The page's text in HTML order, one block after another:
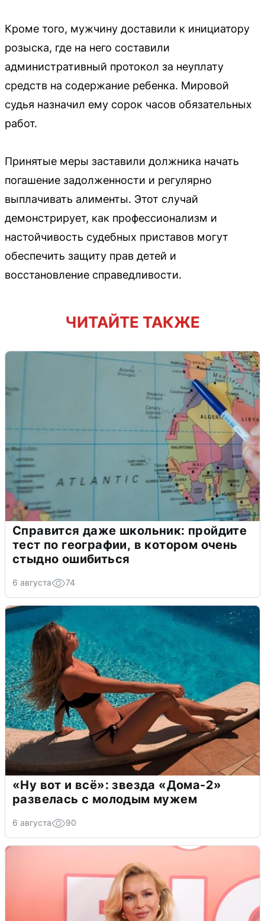
Кроме того, мужчину доставили к инициатору
розыска, где на него составили
административный протокол за неуплату
средств на содержание ребенка. Мировой
судья назначил ему сорок часов обязательных
работ.
Принятые меры заставили должника начать
погашение задолженности и регулярно
выплачивать алименты. Этот случай
демонстрирует, как профессионализм и
настойчивость судебных приставов могут
обеспечить защиту прав детей и
восстановление справедливости.
ЧИТАЙТЕ ТАКЖЕ
Справится даже школьник: пройдите
тест по географии, в котором очень
стыдно ошибиться
6 августа 74
«Ну вот и всё»: звезда «Дома-2»
развелась с молодым мужем
6 августа 90